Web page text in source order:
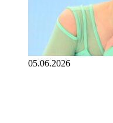
05.06.2026